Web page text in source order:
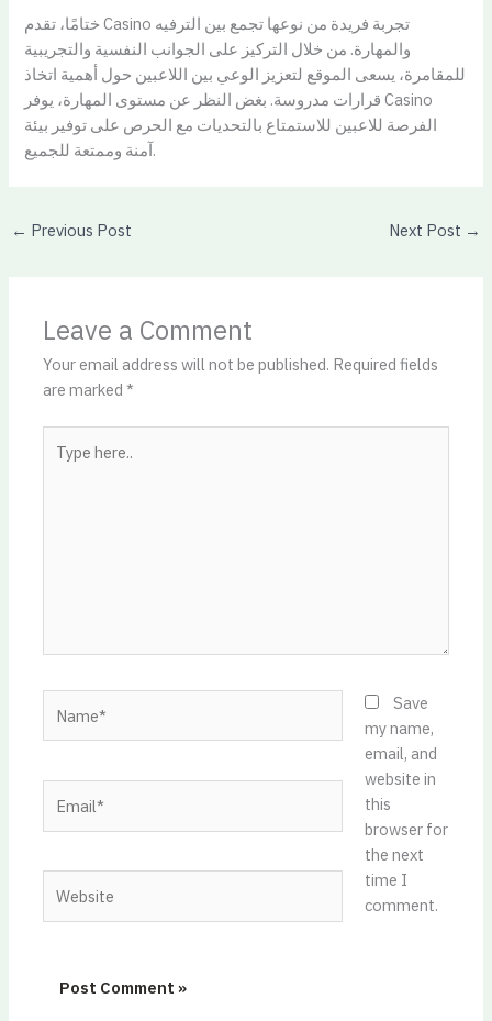
ختامًا، تقدم Casino تجربة فريدة من نوعها تجمع بين الترفيه
والمهارة. من خلال التركيز على الجوانب النفسية والتجريبية
للمقامرة، يسعى الموقع لتعزيز الوعي بين اللاعبين حول أهمية اتخاذ
قرارات مدروسة. بغض النظر عن مستوى المهارة، يوفر Casino
الفرصة للاعبين للاستمتاع بالتحديات مع الحرص على توفير بيئة
آمنة وممتعة للجميع.
← Previous Post Next Post →
Leave a Comment
Your email address will not be published. Required fields
are marked*
here..
Save
my name,
email, and
website in
this
browser for
the next
time I
comment.